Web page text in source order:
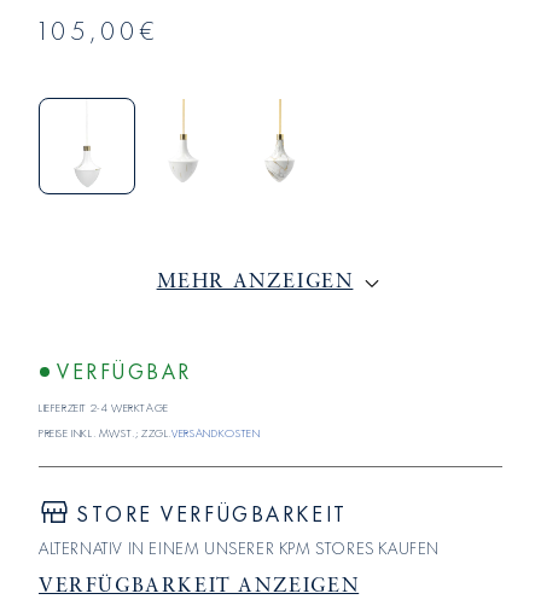
105,00€
MEHR ANZEIGEN
VERFÜGBAR
Lieferzeit 2-4 Werktage
Preise inkl. MwSt.; zzgl. Versandkosten
STORE VERFÜGBARKEIT
ALTERNATIV IN EINEM UNSERER KPM STORES KAUFEN
VERFÜGBARKEIT ANZEIGEN